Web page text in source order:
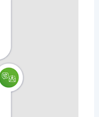
ПУТІВНИКИ ПО
БАНКІВСЬКИХ КАРТКАХ